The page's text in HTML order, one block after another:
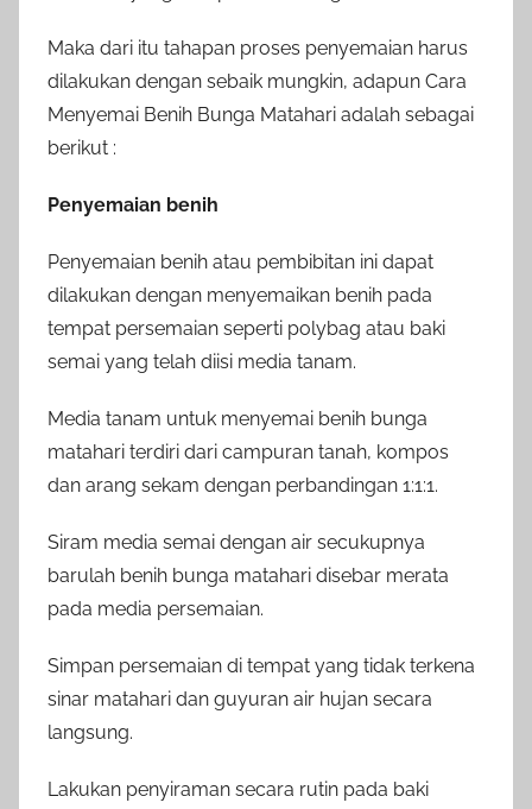
Maka dari itu tahapan proses penyemaian harus
dilakukan dengan sebaik mungkin, adapun Cara
Menyemai Benih Bunga Matahari adalah sebagai
berikut :
Penyemaian benih
Penyemaian benih atau pembibitan ini dapat
dilakukan dengan menyemaikan benih pada
tempat persemaian seperti polybag atau baki
semai yang telah diisi media tanam.
Media tanam untuk menyemai benih bunga
matahari terdiri dari campuran tanah, kompos
dan arang sekam dengan perbandingan 1:1:1.
Siram media semai dengan air secukupnya
barulah benih bunga matahari disebar merata
pada media persemaian.
Simpan persemaian di tempat yang tidak terkena
sinar matahari dan guyuran air hujan secara
langsung.
Lakukan penyiraman secara rutin pada baki